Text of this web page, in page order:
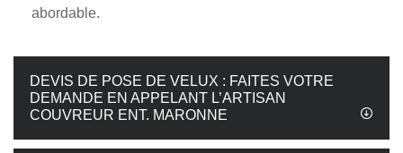
abordable.
DEVIS DE POSE DE VELUX : FAITES VOTRE
DEMANDE EN APPELANT L’ARTISAN
COUVREUR ENT. MARONNE